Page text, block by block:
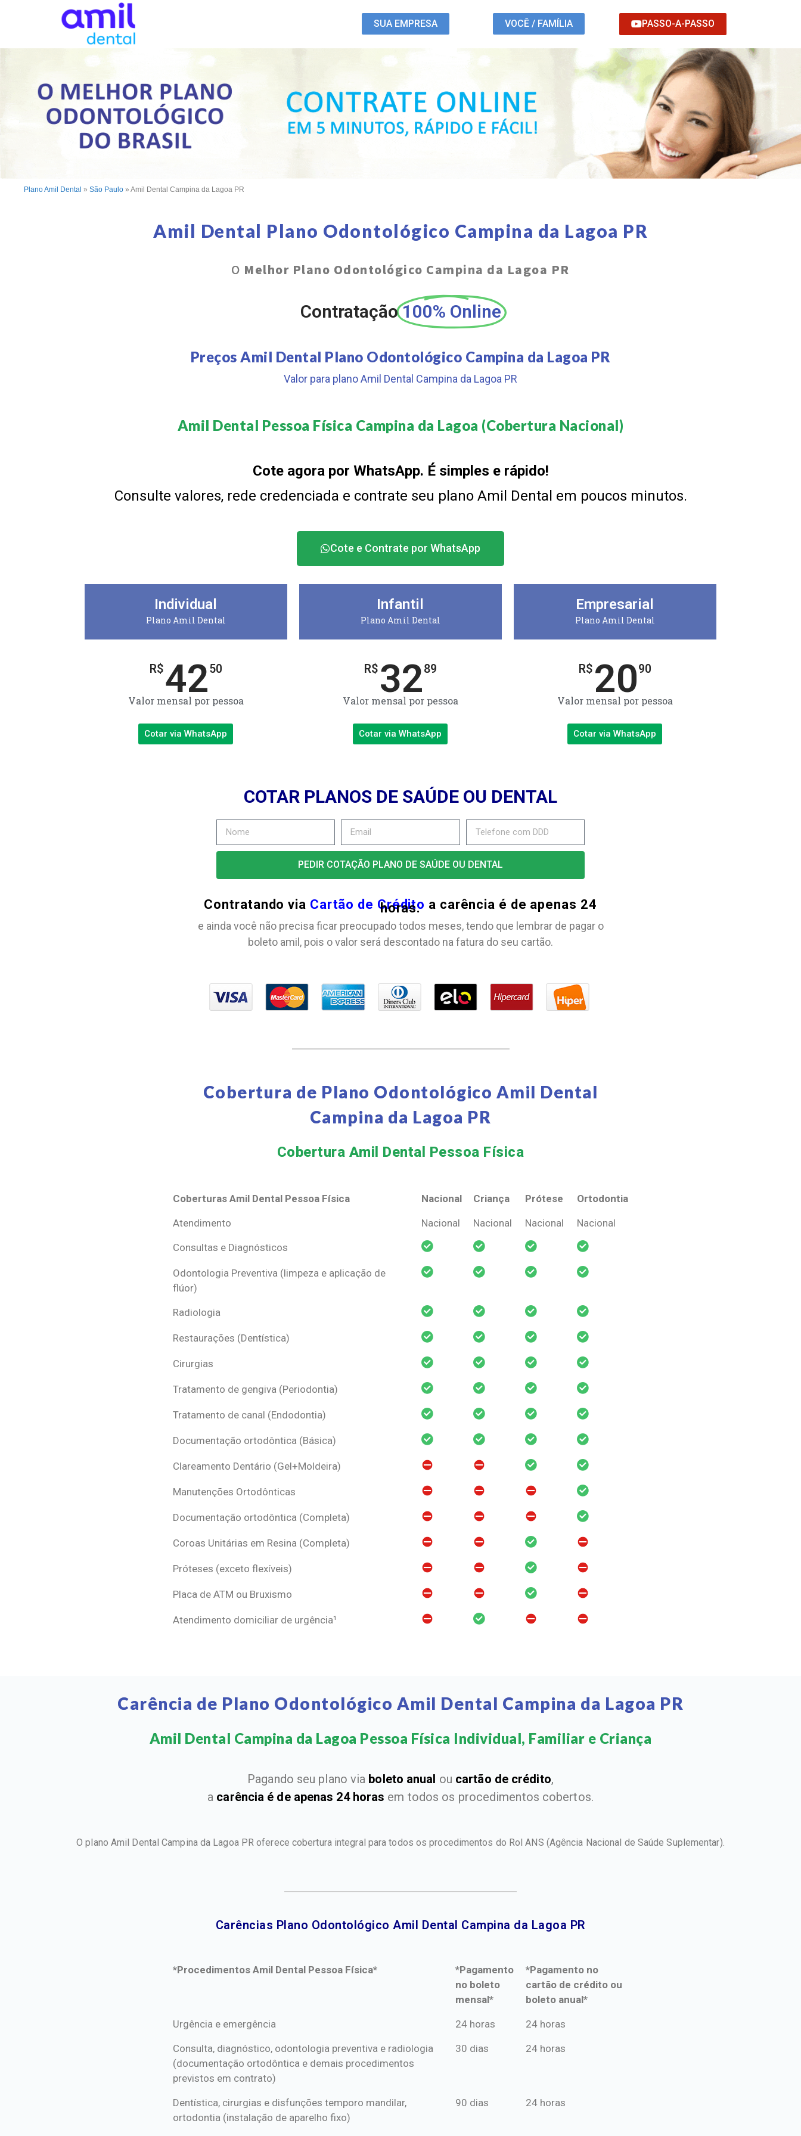
SUA EMPRESA VOCÊ / FAMÍLIA PASSO-A-PASSO
Plano Amil Dental » São Paulo » Amil Dental Campina da Lagoa PR
Amil Dental Plano Odontológico Campina da Lagoa PR
O Melhor Plano Odontológico Campina da Lagoa PR
Contratação 100% Online
Preços Amil Dental Plano Odontológico Campina da Lagoa PR
Valor para plano Amil Dental Campina da Lagoa PR
Amil Dental Pessoa Física Campina da Lagoa (Cobertura Nacional)​
Cote agora por WhatsApp. É simples e rápido!
Consulte valores, rede credenciada e contrate seu plano Amil Dental em poucos minutos.
Cote e Contrate por WhatsApp
Individual
Plano Amil Dental
R$4250
Valor mensal por pessoa
Cotar via WhatsApp
Infantil
Plano Amil Dental
R$ 3289
Valor mensal por pessoa
Cotar via WhatsApp
Empresarial
Plano Amil Dental
R$ 2090
Valor mensal por pessoa
Cotar via WhatsApp
COTAR PLANOS DE SAÚDE OU DENTAL
PEDIR COTAÇÃO PLANO DE SAÚDE OU DENTAL
Contratando via Cartão de Crédito a carência é de apenas 24
horas.
e ainda você não precisa ficar preocupado todos meses, tendo que lembrar de pagar o
boleto amil, pois o valor será descontado na fatura do seu cartão.
Cobertura de Plano Odontológico Amil Dental
Campina da Lagoa PR
Cobertura Amil Dental Pessoa Física​
Coberturas Amil Dental Pessoa Física Nacional Criança Prótese
Ortodontia
Coberturas Amil Dental Pessoa Física
Nacional Criança Prótese Ortodontia
Atendimento Nacional Nacional Nacional Nacional
Consultas e Diagnósticos
Odontologia Preventiva (limpeza e aplicação de
flúor)
Radiologia
Restaurações (Dentística)
Cirurgias
Tratamento de gengiva (Periodontia)
Tratamento de canal (Endodontia)
Documentação ortodôntica (Básica)
Clareamento Dentário (Gel+Moldeira)
Manutenções Ortodônticas
Documentação ortodôntica (Completa)
Coroas Unitárias em Resina (Completa)
Próteses (exceto flexíveis)
Placa de ATM ou Bruxismo
Atendimento domiciliar de urgência¹
Carência de Plano Odontológico Amil Dental Campina da Lagoa PR
Amil Dental Campina da Lagoa Pessoa Física Individual, Familiar e Criança​
Pagando seu plano via boleto anual ou cartão de crédito,
a carência é de apenas 24 horas em todos os procedimentos cobertos.
O plano Amil Dental Campina da Lagoa PR oferece cobertura integral para todos os procedimentos do Rol ANS (Agência Nacional de Saúde Suplementar).
Carências Plano Odontológico Amil Dental Campina da Lagoa PR​
*Procedimentos Amil Dental Pessoa Física*
*Pagamento
no boleto
mensal*
*Pagamento no
cartão de crédito ou
boleto anual*
*Procedimentos Amil Dental Pessoa Física*
*Pagamento
mensal*
*Pagamento no
boleto anual*
Urgência e emergência 24 horas 24 horas
Consulta, diagnóstico, odontologia preventiva e radiologia
(documentação ortodôntica e demais procedimentos
previstos em contrato)
30 dias 24 horas
Dentística, cirurgias e disfunções temporo mandilar,
ortodontia (instalação de aparelho fixo)
90 dias 24 horas